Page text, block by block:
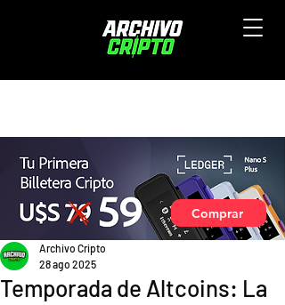
Comprar
Temporada de Altcoins: La
Archivo Cripto
28 ago 2025